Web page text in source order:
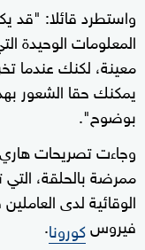
واستطرد قائلا: "قد
المعلومات الوحيدة
معينة، لكنك عندما
يمكنك حقا الشعور
بوضوح".
وجاءت تصريحات هاري
ممرضة بالحلقة،
الوقائية لدى
فيروسكورونا.